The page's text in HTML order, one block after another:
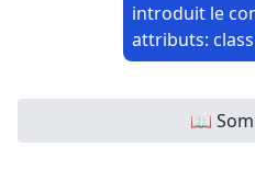
introduit le
attributs:
📖